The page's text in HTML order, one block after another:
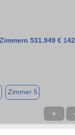
531.949 € 142
Zimmer 5
★